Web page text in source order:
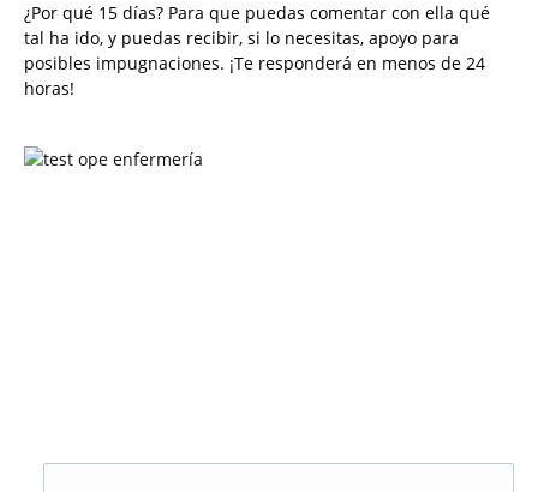
¿Por qué 15 días? Para que puedas comentar con ella qué
tal ha ido, y puedas recibir, si lo necesitas, apoyo para
posibles impugnaciones. ¡Te responderá en menos de 24
horas!